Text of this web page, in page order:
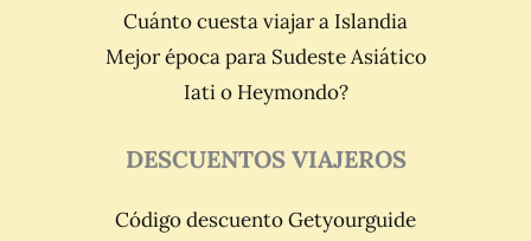
Cuánto cuesta viajar a Islandia
Mejor época para Sudeste Asiático
Iati o Heymondo?
DESCUENTOS VIAJEROS
Código descuento Getyourguide